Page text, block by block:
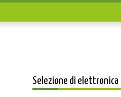
Selezione di elettronica